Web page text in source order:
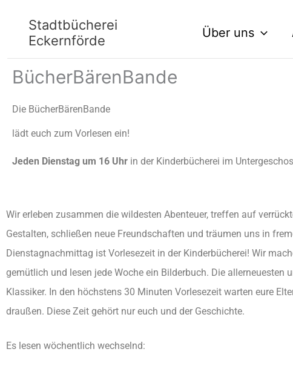
springen
Stadtbücherei
Eckernförde
Über uns
BücherBärenBande
Die BücherBärenBande
lädt euch zum Vorlesen ein!
Jeden Dienstag um 16 Uhr in der Kinderbücherei im
Wir erleben zusammen die wildesten Abenteuer, treffen auf
Gestalten, schließen neue Freundschaften und träumen uns in
Dienstagnachmittag ist Vorlesezeit in der Kinderbücherei! Wir
gemütlich und lesen jede Woche ein Bilderbuch. Die allerneuesten
Klassiker. In den höchstens 30 Minuten Vorlesezeit warten eure
draußen. Diese Zeit gehört nur euch und der Geschichte.
Es lesen wöchentlich wechselnd: